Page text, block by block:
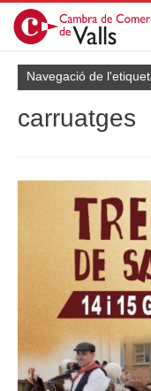
Navegació de
carruatges